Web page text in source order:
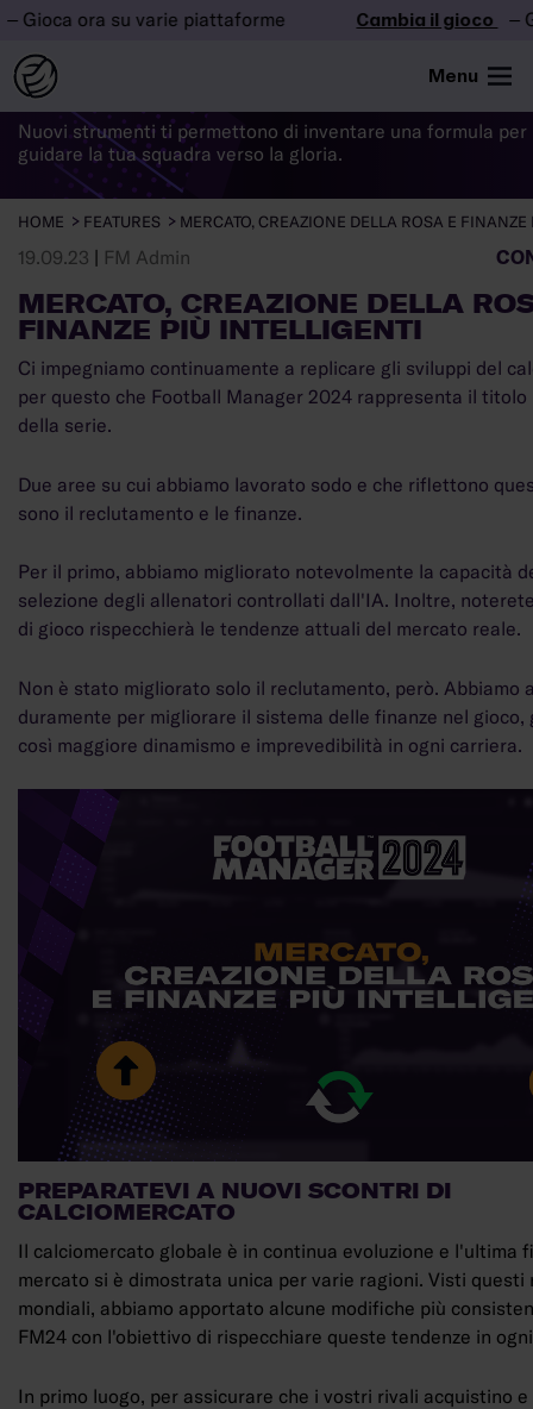
ora su varie piattaforme Cambia il gioco –
Menu
LE DI FM24
Nuovi strumenti ti permettono di inventare una formula per
guidare la tua squadra verso la gloria.
HOME FEATURES MERCATO, CREAZIONE DELLA ROSA E
19.09.23 | FM Admin
MERCATO, CREAZIONE DELLA
FINANZE PIÙ INTELLIGENTI
Ci impegniamo continuamente a replicare gli sviluppi del
per questo che Football Manager 2024 rappresenta il titolo
della serie.
Due aree su cui abbiamo lavorato sodo e che riflettono
sono il reclutamento e le finanze.
Per il primo, abbiamo migliorato notevolmente la capacità
selezione degli allenatori controllati dall'IA. Inoltre,
di gioco rispecchierà le tendenze attuali del mercato reale.
Non è stato migliorato solo il reclutamento, però. Abbiamo
duramente per migliorare il sistema delle finanze nel gioco,
così maggiore dinamismo e imprevedibilità in ogni carriera.
PREPARATEVI A NUOVI SCONTRI DI
CALCIOMERCATO
Il calciomercato globale è in continua evoluzione e l'ultima
mercato si è dimostrata unica per varie ragioni. Visti questi
mondiali, abbiamo apportato alcune modifiche più
FM24 con l'obiettivo di rispecchiare queste tendenze in
In primo luogo, per assicurare che i vostri rivali acquistino e